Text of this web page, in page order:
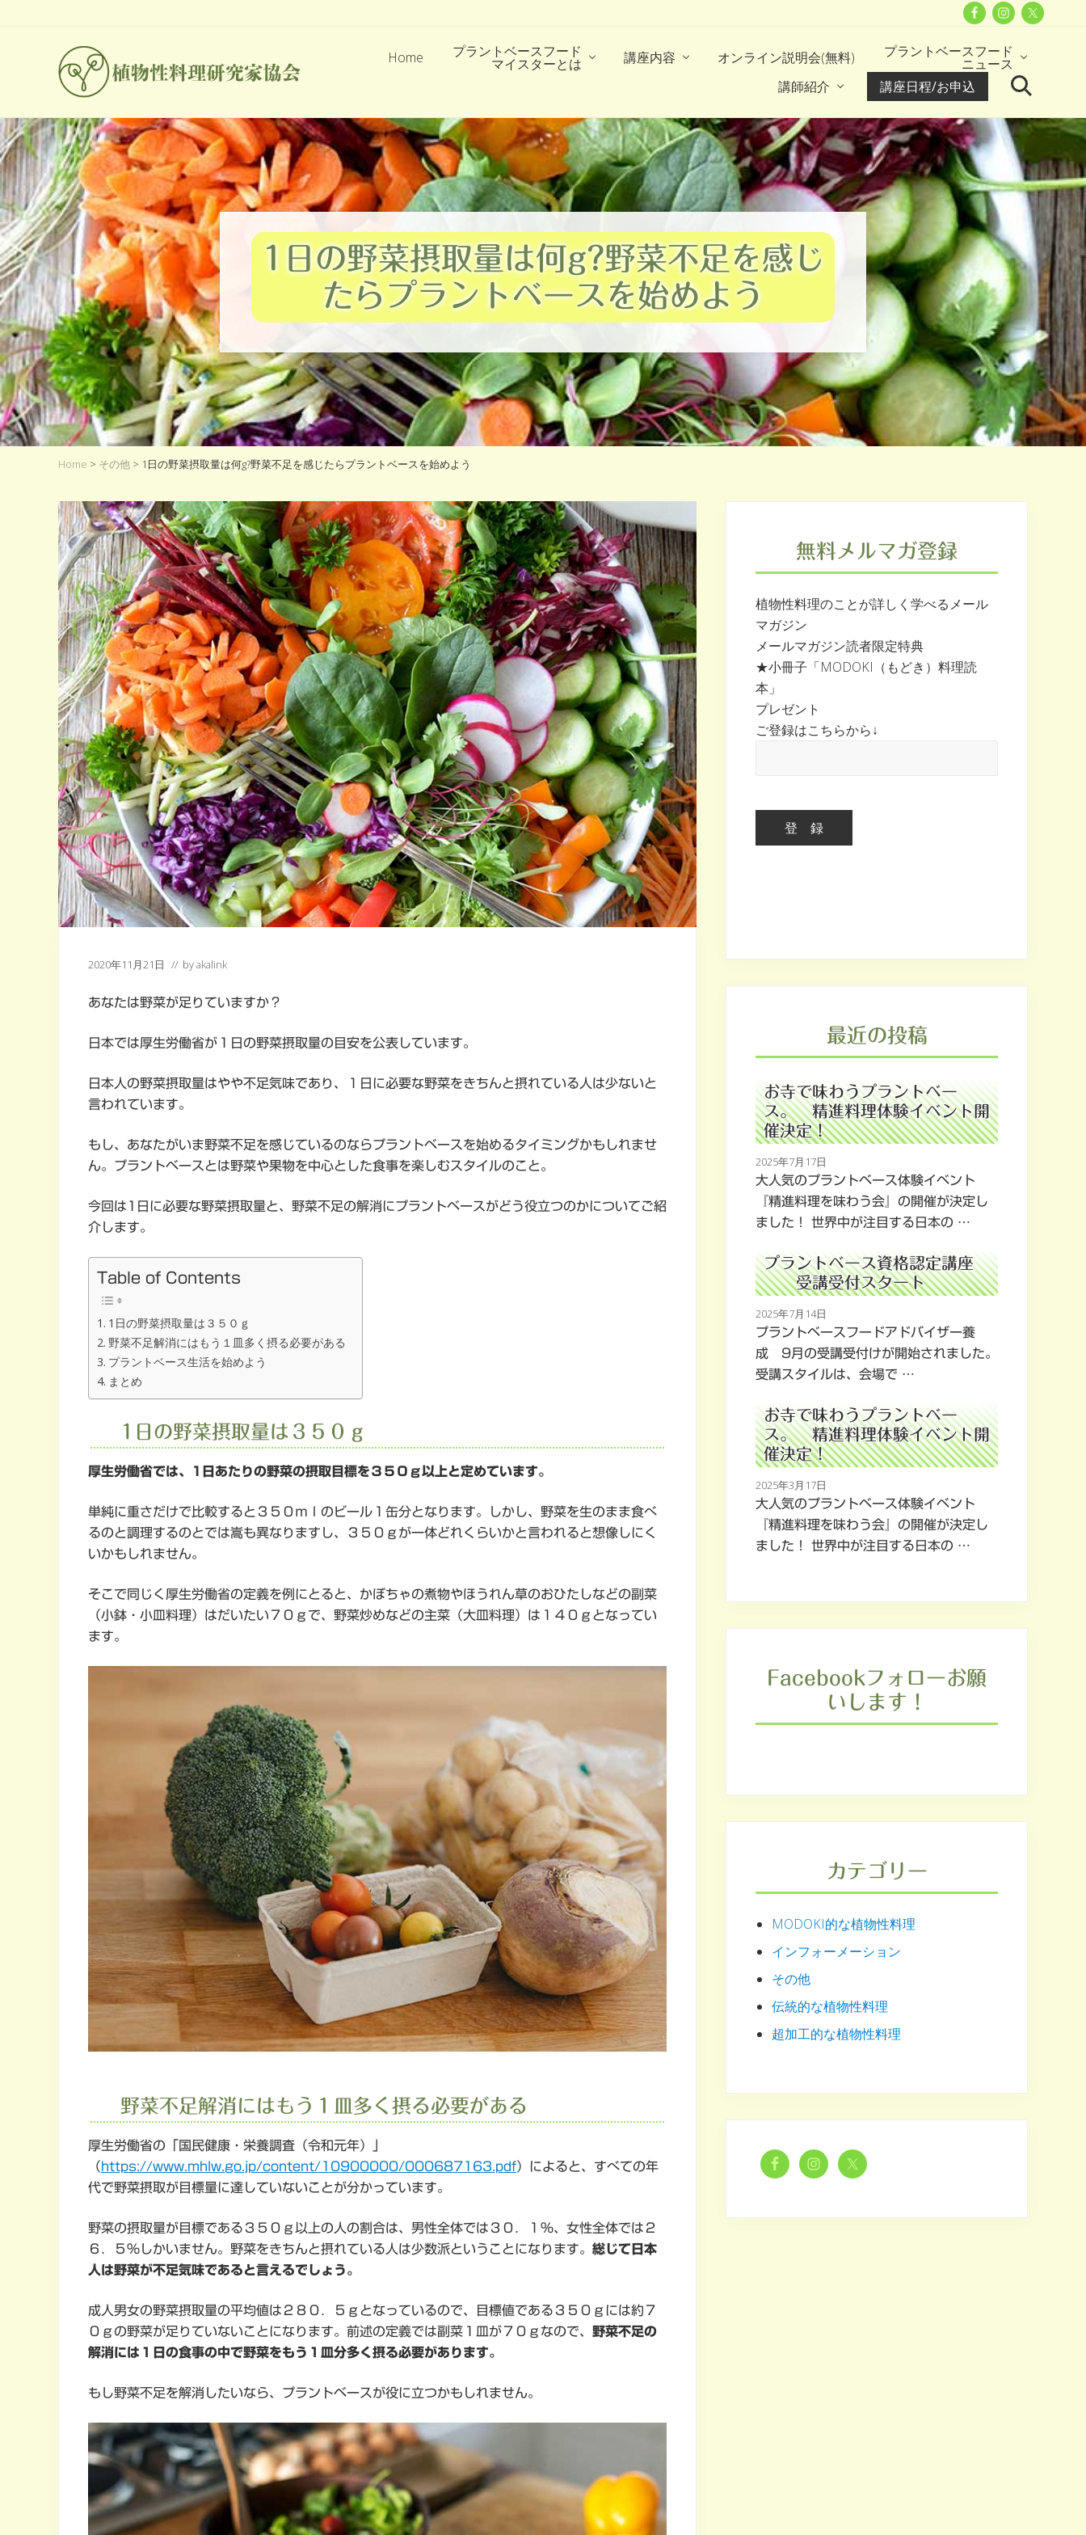
世
界
中
の
人々
が
関
心
を
よ
せ
る
プ
ラ
ン
ト
ベ
ー
ス
フ
ー
ド
を
楽
し
く
す
る
選
択
肢
に
な
る！！
Home プラントベースフード
マイスターとは 講座内容 オンライン説明会(無料) プラントベースフード
ニュース
講師紹介
講座日程/お申込 Search
1日の野菜摂取量は何g?野菜不足を感じ
たらプラントベースを始めよう
Home > その他 > 1日の野菜摂取量は何g?野菜不足を感じたらプラントベースを始めよう
2020年11月21日 // byakalink
あなたは野菜が足りていますか？
日本では厚生労働省が１日の野菜摂取量の目安を公表しています。
日本人の野菜摂取量はやや不足気味であり、１日に必要な野菜をきちんと摂れている人は少ないと
言われています。
もし、あなたがいま野菜不足を感じているのならプラントベースを始めるタイミングかもしれませ
ん。プラントベースとは野菜や果物を中心とした食事を楽しむスタイルのこと。
今回は1日に必要な野菜摂取量と、野菜不足の解消にプラントベースがどう役立つのかについてご紹
介します。
Table of Contents
1日の野菜摂取量は３５０ｇ
野菜不足解消にはもう１皿多く摂る必要がある
プラントベース生活を始めよう
まとめ
1日の野菜摂取量は３５０ｇ
厚生労働省では、1日あたりの野菜の摂取目標を３５０ｇ以上と定めています。
単純に重さだけで比較すると３５０ｍｌのビール１缶分となります。しかし、野菜を生のまま食べ
るのと調理するのとでは嵩も異なりますし、３５０ｇが一体どれくらいかと言われると想像しにく
いかもしれません。
そこで同じく厚生労働省の定義を例にとると、かぼちゃの煮物やほうれん草のおひたしなどの副菜
（小鉢・小皿料理）はだいたい７０ｇで、野菜炒めなどの主菜（大皿料理）は１４０ｇとなってい
ます。
野菜不足解消にはもう１皿多く摂る必要がある
厚生労働省の「国民健康・栄養調査（令和元年）」
（ https://www.mhlw.go.jp/content/10900000/000687163.pdf）によると、すべての年
代で野菜摂取が目標量に達していないことが分かっています。
野菜の摂取量が目標である３５０ｇ以上の人の割合は、男性全体では３０．１％、女性全体では２
６．５％しかいません。野菜をきちんと摂れている人は少数派ということになります。 総じて日本
人は野菜が不足気味であると言えるでしょう。
成人男女の野菜摂取量の平均値は２８０．５ｇとなっているので、目標値である３５０ｇには約７
０ｇの野菜が足りていないことになります。前述の定義では副菜１皿が７０ｇなので、 野菜不足の
解消には１日の食事の中で野菜をもう１皿分多く摂る必要があります。
もし野菜不足を解消したいなら、プラントベースが役に立つかもしれません。
無料メルマガ登録
植物性料理のことが詳しく学べるメール
マガジン
メールマガジン読者限定特典
★小冊子「MODOKI（もどき）料理読
本」
プレゼント
ご登録はこちらから↓
最近の投稿
お寺で味わうプラントベー
ス。 精進料理体験イベント開
催決定！
2025年7月17日
大人気のプラントベース体験イベント
『精進料理を味わう会』の開催が決定し
ました！ 世界中が注目する日本の …
プラントベース資格認定講座
受講受付スタート
2025年7月14日
プラントベースフードアドバイザー養
成 9月の受講受付けが開始されました。
受講スタイルは、会場で …
お寺で味わうプラントベー
ス。 精進料理体験イベント開
催決定！
2025年3月17日
大人気のプラントベース体験イベント
『精進料理を味わう会』の開催が決定し
ました！ 世界中が注目する日本の …
Facebookフォローお願
いします！
カテゴリー
MODOKI的な植物性料理
インフォーメーション
その他
伝統的な植物性料理
超加工的な植物性料理